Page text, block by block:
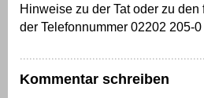
Hinweise zu der Tat oder zu
der Telefonnummer 02202 205-
Kommentar schreiben